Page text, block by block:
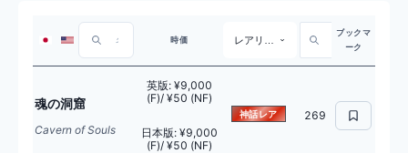
時価 レアリティ
ブックマ
ーク
魂の洞窟
Cavern of Souls
英版: ¥9,000
(F)/ ¥50 (NF)
日本版: ¥9,000
(F)/ ¥50 (NF)
神話レア 269